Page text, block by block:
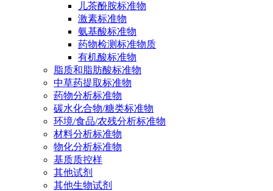
儿茶酚胺标准物
激素标准物
氨基酸标准物
药物检测标准物质
有机酸标准物
脂质和脂肪酸标准物
中草药提取标准物
药物分析标准物
碳水化合物/糖类标准物
环境/食品/农残分析标准物
材料分析标准物
物化分析标准物
基质质控样
其他试剂
其他生物试剂